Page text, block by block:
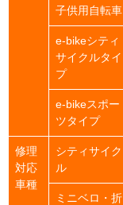
子供用自転車
e-bikeシティ
サイクルタイ
プ
e-bikeスポー
ツタイプ
修理
対応
車種
シティサイク
ル
ミニベロ・折